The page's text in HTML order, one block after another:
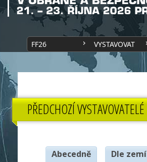
FF26 VYSTAVOVAT
PŘEDCHOZÍ VYSTAVOVATELÉ
Abecedně Dle zemí